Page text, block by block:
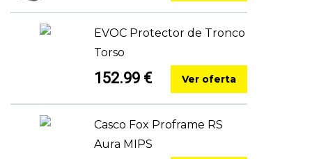
EVOC Protector de Tronco
Torso
152.99 € Ver oferta
Casco Fox Proframe RS
Aura MIPS